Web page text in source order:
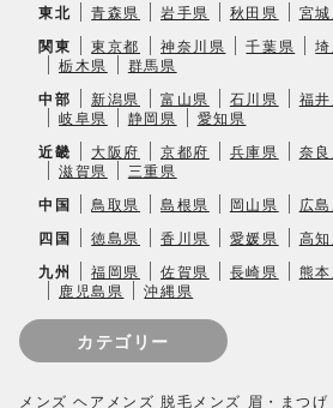
東北 青森県 岩手県 秋田県 宮
関東 東京都 神奈川県 千葉県
栃木県
群馬県
中部 新潟県 富山県 石川県 福
岐阜県
静岡県 愛知県
近畿 大阪府 京都府 兵庫県 奈
滋賀県
三重県
中国 鳥取県 島根県 岡山県 広
四国 徳島県 香川県 愛媛県 高
九州 福岡県 佐賀県 長崎県 熊
鹿児島県
沖縄県
カテゴリー
メンズ ヘア メンズ 脱毛 メンズ 眉・まつげ